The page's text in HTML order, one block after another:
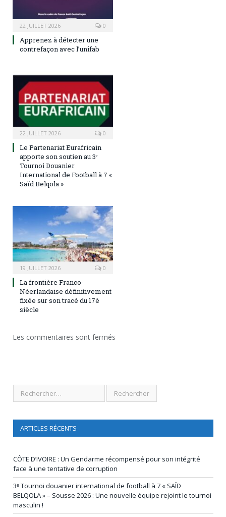
22 JUILLET 2026 0
Apprenez à détecter une
contrefaçon avec l’unifab
22 JUILLET 2026 0
Le Partenariat Eurafricain
apporte son soutien au 3ᵉ
Tournoi Douanier
International de Football à 7 «
Saïd Belqola »
19 JUILLET 2026 0
La frontière Franco-
Néerlandaise définitivement
fixée sur son tracé du 17è
siècle
Les commentaires sont fermés
ARTICLES RÉCENTS
CÔTE D’IVOIRE : Un Gendarme récompensé pour son intégrité
face à une tentative de corruption
3ᵉ Tournoi douanier international de football à 7 « SAÏD
BELQOLA » – Sousse 2026 : Une nouvelle équipe rejoint le tournoi
masculin !